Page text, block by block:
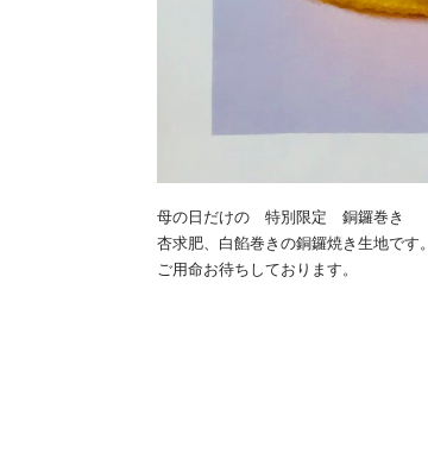
母の日だけの 特別限定 銅鑼巻き
杏求肥、白餡巻きの銅鑼焼き生地です。
ご用命お待ちしております。